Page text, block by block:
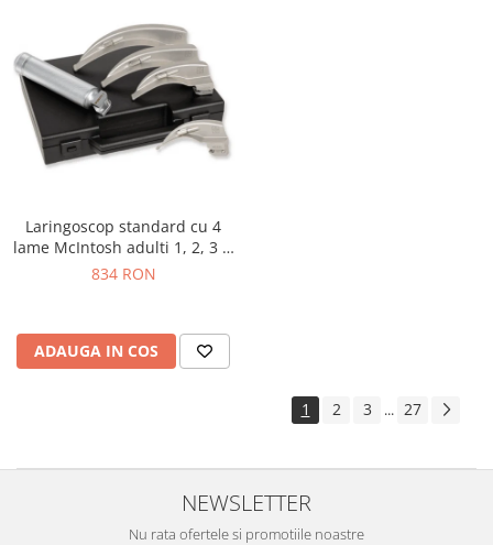
Laringoscop standard cu 4
lame McIntosh adulti 1, 2, 3 si
4
834 RON
ADAUGA IN COS
1 2 3 ... 27
NEWSLETTER
Nu rata ofertele si promotiile noastre